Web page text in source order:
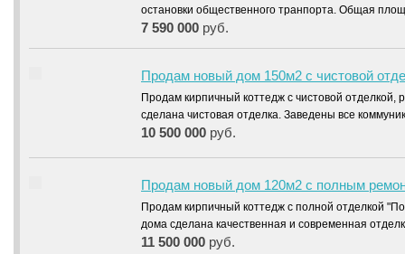
остановки общественного транпорта. Общая
7 590 000 руб.
Продам новый дом 150м2 с чистовой
Продам кирпичный коттедж с чистовой
сделана чистовая отделка. Заведены все
10 500 000 руб.
Продам новый дом 120м2 с полным
Продам кирпичный коттедж с полной отделкой
дома сделана качественная и современная
11 500 000 руб.